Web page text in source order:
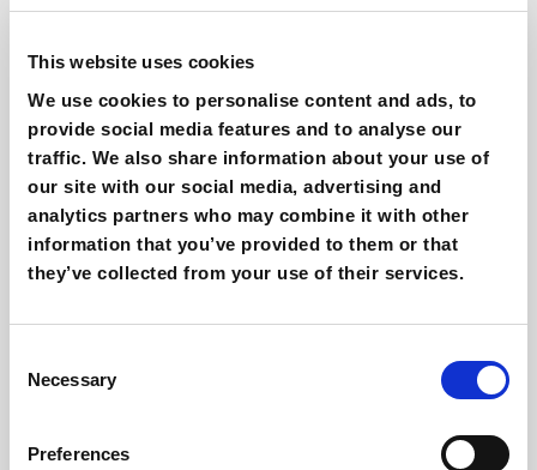
This website uses cookies
We use cookies to personalise content and ads, to
provide social media features and to analyse our
traffic. We also share information about your use of
our site with our social media, advertising and
analytics partners who may combine it with other
information that you’ve provided to them or that
they’ve collected from your use of their services.
Selection
Necessary
Preferences
Come funziona il marketing di NordVPN
Italia?
Giovanni Coppola